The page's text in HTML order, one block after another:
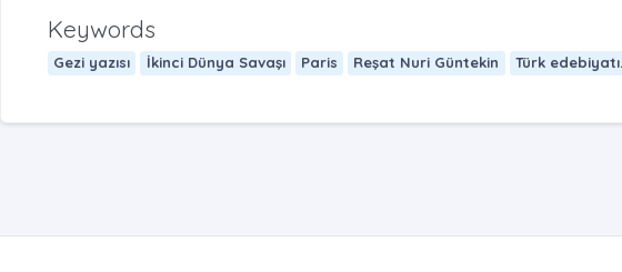
Keywords
Gezi yazısı İkinci Dünya Savaşı Paris Reşat Nuri Güntekin Türk edebiyatı.